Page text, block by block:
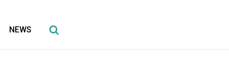
NEWS